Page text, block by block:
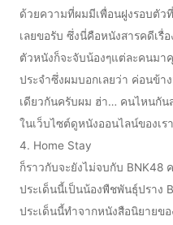
ด้วยความที่ผมมีเพื่อนฝูงรอบตัว
เลยขอรับ ซึ่งนี่คือหนังสารคดีเรื่
ตัวหนังก็จะจับน้องๆแต่ละคนมา
ประจำซึ่งผมบอกเลยว่า ค่อนข้า
เดียวกันครับผม ฮ่า… คนไหนกัน
ในเว็บไซต์ดูหนังออนไลน์ของเร
4. Home Stay
ก็ราวกับจะยังไม่จบกับ BNK48
ประเด็นนี้เป็นน้องพืชพันธุ์ปราง
ประเด็นนี้ทำจากหนังสือนิยายข